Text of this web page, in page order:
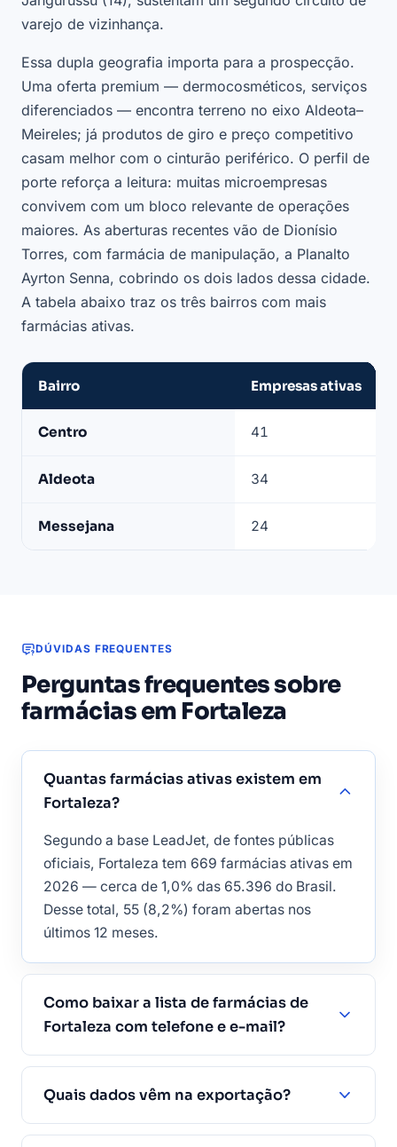
varejo de vizinhança.
Essa dupla geografia importa para a prospecção.
Uma oferta premium — dermocosméticos, serviços
diferenciados — encontra terreno no eixo Aldeota–
Meireles; já produtos de giro e preço competitivo
casam melhor com o cinturão periférico. O perfil de
porte reforça a leitura: muitas microempresas
convivem com um bloco relevante de operações
maiores. As aberturas recentes vão de Dionísio
Torres, com farmácia de manipulação, a Planalto
Ayrton Senna, cobrindo os dois lados dessa cidade.
A tabela abaixo traz os três bairros com mais
farmácias ativas.
com
farmácias
em
Bairro Empresas ativas
Centro 41
Aldeota 34
Messejana 24
DÚVIDAS FREQUENTES
Perguntas frequentes sobre
farmácias em Fortaleza
Quantas farmácias ativas existem em
Fortaleza?
Segundo a base LeadJet, de fontes públicas
oficiais, Fortaleza tem 669 farmácias ativas em
2026 — cerca de 1,0% das 65.396 do Brasil.
Desse total, 55 (8,2%) foram abertas nos
últimos 12 meses.
Como baixar a lista de farmácias de
Fortaleza com telefone e e-mail?
Quais dados vêm na exportação?